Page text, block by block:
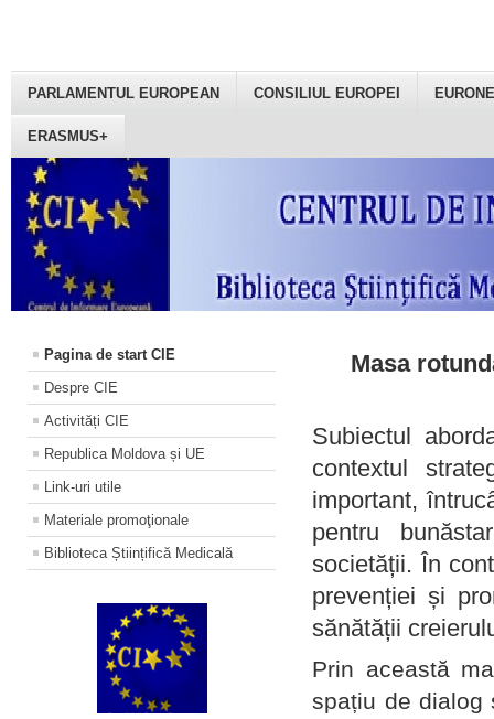
PARLAMENTUL EUROPEAN CONSILIUL EUROPEI
ERASMUS+
Pagina de start CIE
Despre CIE
Activități CIE
Republica Moldova și UE
Link-uri utile
Materiale promoţionale
Biblioteca Științifică Medicală
Masa
Subiectul
contextul
important,
pentru
societății. În
prevenției și
sănătății
Prin această
spațiu de dialog